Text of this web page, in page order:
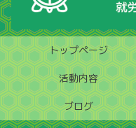
トップページ
活動内容
ブログ